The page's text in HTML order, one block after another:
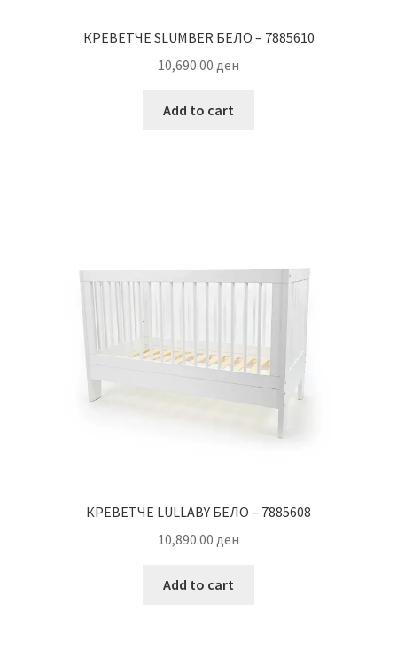
КРЕВЕТЧЕ SLUMBER БЕЛО – 7885610
10,690.00 ден
Add to cart
КРЕВЕТЧЕ LULLABY БЕЛО – 7885608
10,890.00 ден
Add to cart